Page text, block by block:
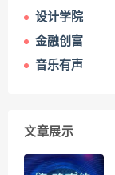
设计学院
金融创富
音乐有声
文章展示